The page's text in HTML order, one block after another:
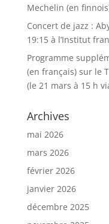
Mechelin (en
Concert de jazz :
19:15 à l’Institut
Programme
(en français) sur le
(le 21 mars à 15 h
Archives
mai 2026
mars 2026
février 2026
janvier 2026
décembre 2025